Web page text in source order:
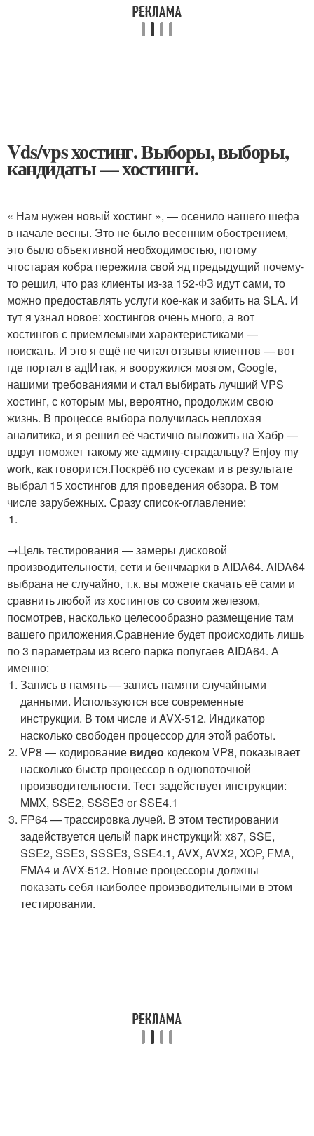
Vds/vps хостинг. Выборы, выборы,
кандидаты — хостинги.
« Нам нужен новый хостинг », — осенило нашего шефа
в начале весны. Это не было весенним обострением,
это было объективной необходимостью, потому
чтостарая кобра пережила свой яд предыдущий почему-
то решил, что раз клиенты из-за 152-ФЗ идут сами, то
можно предоставлять услуги кое-как и забить на SLA. И
тут я узнал новое: хостингов очень много, а вот
хостингов с приемлемыми характеристиками —
поискать. И это я ещё не читал отзывы клиентов — вот
где портал в ад!Итак, я вооружился мозгом, Google,
нашими требованиями и стал выбирать лучший VPS
хостинг, с которым мы, вероятно, продолжим свою
жизнь. В процессе выбора получилась неплохая
аналитика, и я решил её частично выложить на Хабр —
вдруг поможет такому же админу-страдальцу? Enjoy my
work, как говорится.Поскрёб по сусекам и в результате
выбрал 15 хостингов для проведения обзора. В том
числе зарубежных. Сразу список-оглавление:
→Цель тестирования — замеры дисковой
производительности, сети и бенчмарки в AIDA64. AIDA64
выбрана не случайно, т.к. вы можете скачать её сами и
сравнить любой из хостингов со своим железом,
посмотрев, насколько целесообразно размещение там
вашего приложения.Сравнение будет происходить лишь
по 3 параметрам из всего парка попугаев AIDA64. А
именно:
Запись в память — запись памяти случайными
данными. Используются все современные
инструкции. В том числе и AVX-512. Индикатор
насколько свободен процессор для этой работы.
VP8 — кодирование видео кодеком VP8, показывает
насколько быстр процессор в однопоточной
производительности. Тест задействует инструкции:
MMX, SSE2, SSSE3 or SSE4.1
FP64 — трассировка лучей. В этом тестировании
задействуется целый парк инструкций: x87, SSE,
SSE2, SSE3, SSSE3, SSE4.1, AVX, AVX2, XOP, FMA,
FMA4 и AVX-512. Новые процессоры должны
показать себя наиболее производительными в этом
тестировании.